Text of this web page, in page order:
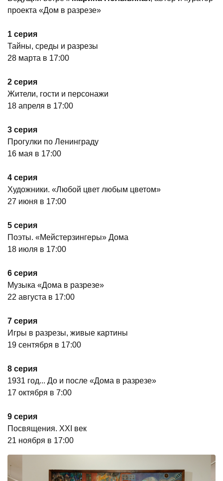
проекта «Дом в разрезе»
1 серия
Тайны, среды и разрезы
28 марта в 17:00
2 серия
Жители, гости и персонажи
18 апреля в 17:00
3 серия
Прогулки по Ленинграду
16 мая в 17:00
4 серия
Художники. «Любой цвет любым цветом»
27 июня в 17:00
5 серия
Поэты. «Мейстерзингеры» Дома
18 июля в 17:00
6 серия
Музыка «Дома в разрезе»
22 августа в 17:00
7 серия
Игры в разрезы, живые картины
19 сентября в 17:00
8 серия
1931 год... До и после «Дома в разрезе»
17 октября в 7:00
9 серия
Посвящения. XXI век
21 ноября в 17:00